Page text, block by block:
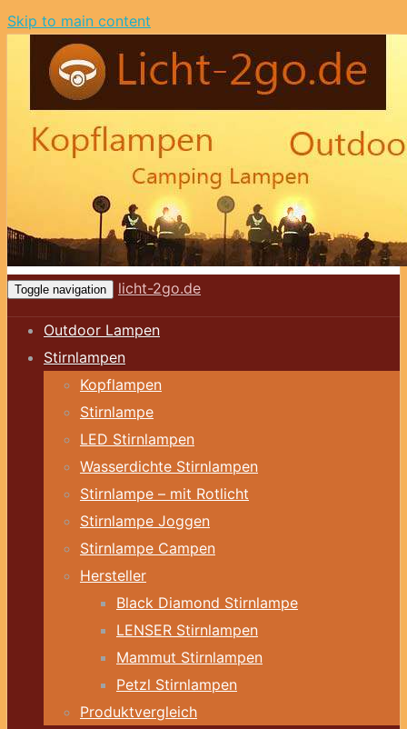
Skip to main content
Toggle navigation licht-2go.de
Outdoor Lampen
Stirnlampen
Kopflampen
Stirnlampe
LED Stirnlampen
Wasserdichte Stirnlampen
Stirnlampe – mit Rotlicht
Stirnlampe Joggen
Stirnlampe Campen
Hersteller
Black Diamond Stirnlampe
LENSER Stirnlampen
Mammut Stirnlampen
Petzl Stirnlampen
Produktvergleich